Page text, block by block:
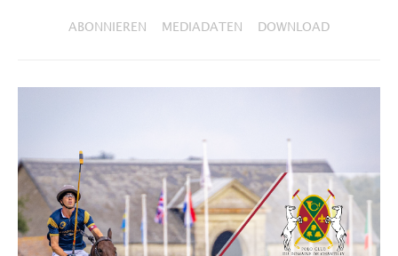
ABONNIEREN MEDIADATEN DOWNLOAD